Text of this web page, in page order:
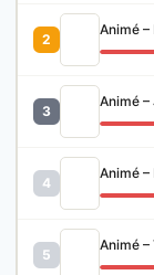
2
Animé –
3
Animé
4
Animé –
5
Animé –